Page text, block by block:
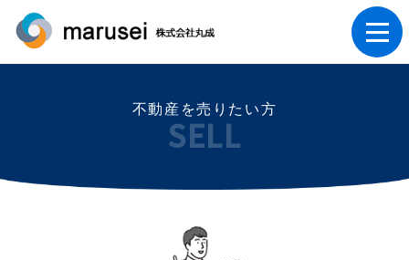
不動産を売りたい方
SELL